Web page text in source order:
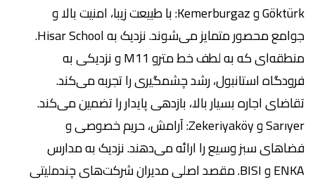
Göktürk و Kemerburgaz: با طبیعت زیبا، امنیت بالا و
جوامع محصور متمایز می‌شوند. نزدیک به Hisar School.
منطقه‌ای که به لطف خط مترو M11 و نزدیکی به
فرودگاه استانبول، رشد چشمگیری را تجربه می‌کند.
تقاضای اجاره بسیار بالا، بازدهی پایدار را تضمین می‌کند.
Sarıyer و Zekeriyaköy: آرامش، حریم خصوصی و
فضاهای سبز وسیع را ارائه می‌دهند. نزدیک به مدارس
ENKA و BISI. مقصد اصلی مدیران شرکت‌های چندملیتی